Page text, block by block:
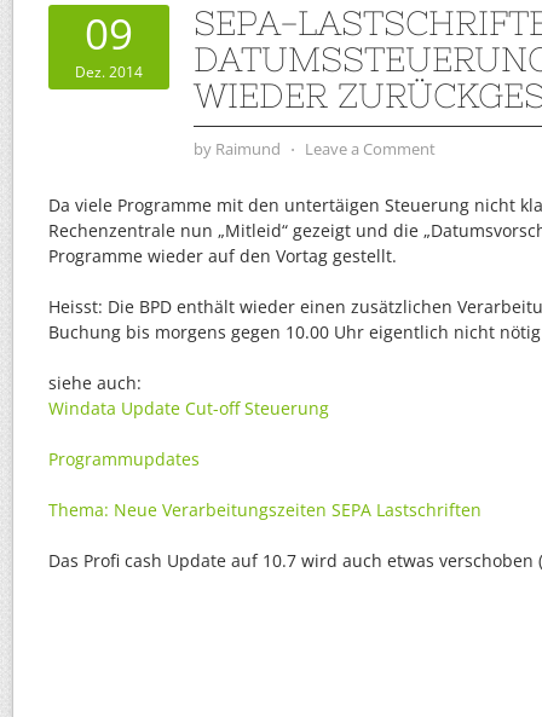
09
Dez. 2014
SEPA-
WIEDER
by Raimund ⋅ Leave a Comment
Da viele Programme mit den untertäigen Steuerung nicht
Rechenzentrale nun „Mitleid“ gezeigt und die
Programme wieder auf den Vortag gestellt.
Heisst: Die BPD enthält wieder einen zusätzlichen
Buchung bis morgens gegen 10.00 Uhr eigentlich nicht
siehe auch:
Windata Update Cut-off Steuerung
Programmupdates
Thema: Neue Verarbeitungszeiten SEPA Lastschriften
Das Profi cash Update auf 10.7 wird auch etwas verschoben